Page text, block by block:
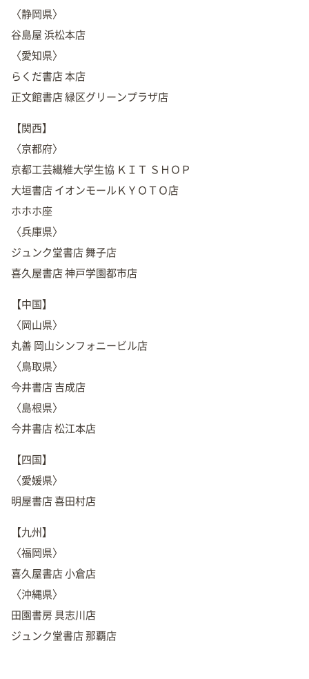
〈静岡県〉
谷島屋 浜松本店
〈愛知県〉
らくだ書店 本店
正文館書店 緑区グリーンプラザ店
【関西】
〈京都府〉
京都工芸繊維大学生協 ＫＩＴ ＳＨＯＰ
大垣書店 イオンモールＫＹＯＴＯ店
ホホホ座
〈兵庫県〉
ジュンク堂書店 舞子店
喜久屋書店 神戸学園都市店
【中国】
〈岡山県〉
丸善 岡山シンフォニービル店
〈鳥取県〉
今井書店 吉成店
〈島根県〉
今井書店 松江本店
【四国】
〈愛媛県〉
明屋書店 喜田村店
【九州】
〈福岡県〉
喜久屋書店 小倉店
〈沖縄県〉
田園書房 具志川店
ジュンク堂書店 那覇店